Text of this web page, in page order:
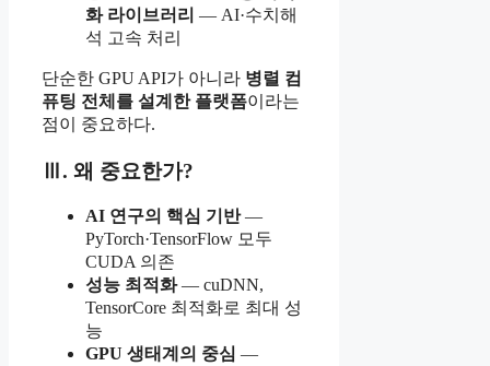
화 라이브러리 — AI·수치해
석 고속 처리
단순한 GPU API가 아니라 병렬 컴
퓨팅 전체를 설계한 플랫폼이라는
점이 중요하다.
Ⅲ. 왜 중요한가?
AI 연구의 핵심 기반—
PyTorch·TensorFlow 모두
CUDA 의존
성능 최적화— cuDNN,
TensorCore 최적화로 최대 성
능
GPU 생태계의 중심 —